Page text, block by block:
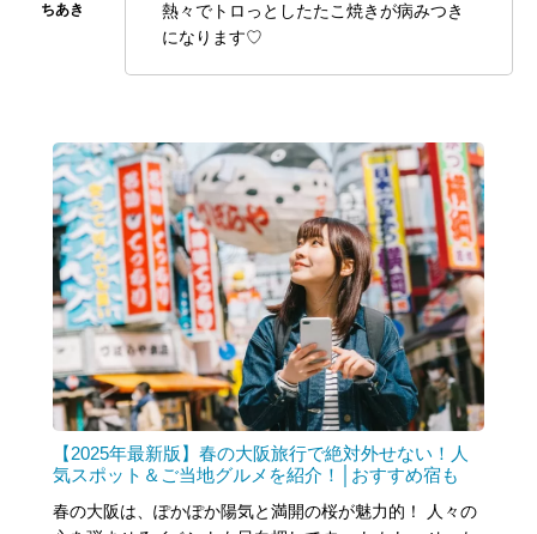
熱々でトロっとしたたこ焼きが病みつき
になります♡
【2025年最新版】春の大阪旅行で絶対外せない！人
気スポット＆ご当地グルメを紹介！│おすすめ宿も
春の大阪は、ぽかぽか陽気と満開の桜が魅力的！ 人々の